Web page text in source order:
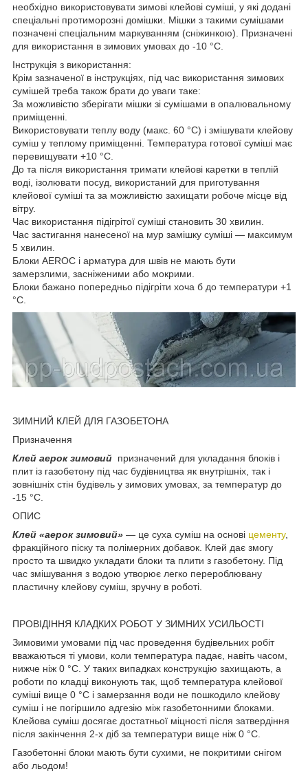
необхідно використовувати зимові клейові суміші, у які додані
спеціальні протиморозні домішки. Мішки з такими сумішами
позначені спеціальним маркуванням (сніжинкою). Призначені
для використання в зимових умовах до -10 °C.
Інструкція з використання:
Крім зазначеної в інструкціях, під час використання зимових
сумішей треба також брати до уваги таке:
За можливістю зберігати мішки зі сумішами в опалювальному
приміщенні.
Використовувати теплу воду (макс. 60 °C) і змішувати клейову
суміш у теплому приміщенні. Температура готової суміші має
перевищувати +10 °C.
До та після використання тримати клейові каретки в теплій
воді, ізолювати посуд, використаний для приготування
клейової суміші та за можливістю захищати робоче місце від
вітру.
Час використання підігрітої суміші становить 30 хвилин.
Час застигання нанесеної на мур замішку суміші — максимум
5 хвилин.
Блоки AEROC і арматура для швів не мають бути
замерзлими, засніженими або мокрими.
Блоки бажано попередньо підігріти хоча б до температури +1
°C.
ЗИМНИЙ КЛЕЙ ДЛЯ ГАЗОБЕТОНА
Призначення
Клей аерок зимовий призначений для укладання блоків і
плит із газобетону під час будівництва як внутрішніх, так і
зовнішніх стін будівель у зимових умовах, за температур до
-15 °C.
ОПИС
Клей «аерок зимовий» — це суха суміш на основі цементу,
фракційного піску та полімерних добавок. Клей дає змогу
просто та швидко укладати блоки та плити з газобетону. Під
час змішування з водою утворює легко перероблювану
пластичну клейову суміш, зручну в роботі.
ПРОВІДІННЯ КЛАДКИХ РОБОТ У ЗИМНИХ УСИЛЬОСТІ
Зимовими умовами під час проведення будівельних робіт
вважаються ті умови, коли температура падає, навіть часом,
нижче ніж 0 °C. У таких випадках конструкцію захищають, а
роботи по кладці виконують так, щоб температура клейової
суміші вище 0 °C і замерзання води не пошкодило клейову
суміш і не погіршило адгезію між газобетонними блоками.
Клейова суміш досягає достатньої міцності після затвердіння
після закінчення 2-х діб за температури вище ніж 0 °C.
Газобетонні блоки мають бути сухими, не покритими снігом
або льодом!